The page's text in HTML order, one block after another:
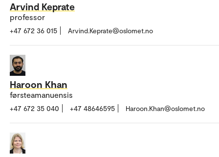
Arvind Keprate
professor
+47 672 36 015 Arvind.Keprate@oslomet.no
Haroon Khan
førsteamanuensis
+47 672 35 040 +47 48646595 Haroon.Khan@oslomet.no